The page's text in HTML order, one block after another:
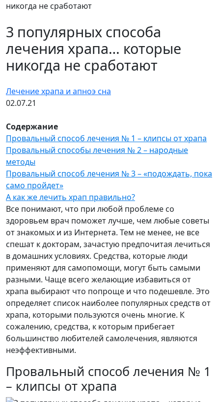
никогда не сработают
3 популярных способа
лечения храпа… которые
никогда не сработают
Лечение храпа и апноэ сна
02.07.21
Содержание
Провальный способ лечения № 1 – клипсы от храпа
Провальный способы лечения № 2 – народные
методы
Провальный способ лечения № 3 – «подождать, пока
само пройдет»
А как же лечить храп правильно?
Все понимают, что при любой проблеме со
здоровьем врач поможет лучше, чем любые советы
от знакомых и из Интернета. Тем не менее, не все
спешат к докторам, зачастую предпочитая лечиться
в домашних условиях. Средства, которые люди
применяют для самопомощи, могут быть самыми
разными. Чаще всего желающие избавиться от
храпа выбирают что попроще и что подешевле. Это
определяет список наиболее популярных средств от
храпа, которыми пользуются очень многие. К
сожалению, средства, к которым прибегает
большинство любителей самолечения, являются
неэффективными.
Провальный способ лечения № 1
– клипсы от храпа